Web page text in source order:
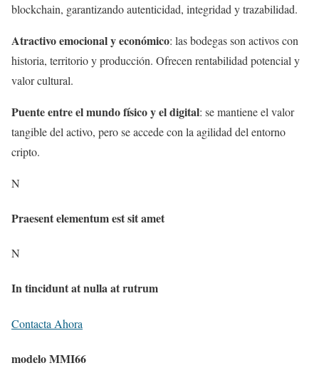
blockchain, garantizando autenticidad, integridad y trazabilidad.
Atractivo emocional y económico: las bodegas son activos con
historia, territorio y producción. Ofrecen rentabilidad potencial y
valor cultural.
Puente entre el mundo físico y el digital: se mantiene el valor
tangible del activo, pero se accede con la agilidad del entorno
cripto.
N
Praesent elementum est sit amet
N
In tincidunt at nulla at rutrum
Contacta Ahora
modelo MMI66